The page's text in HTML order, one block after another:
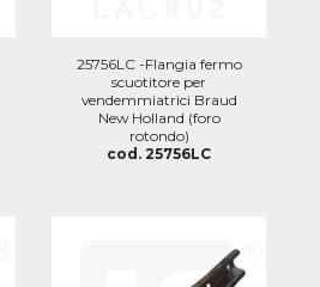
25756LC -Flangia fermo
scuotitore per
vendemmiatrici Braud
New Holland (foro
rotondo)
cod. 25756LC